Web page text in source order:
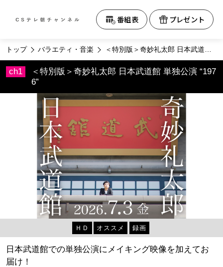
テレビ朝日CS
番組表 プレゼント
トップ バラエティ・音楽 ＜特別版＞奇妙礼太郎 日本武道館 単独公演 “1976”
＜特別版＞奇妙礼太郎 日本武道館 単独公演 “197
6”
ＨＤ オススメ 録画
日本武道館での単独公演にメイキング映像を加えてお
届け！